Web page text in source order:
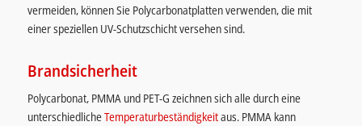
vermeiden, können Sie Polycarbonatplatten verwenden, die mit
einer speziellen UV-Schutzschicht versehen sind.
Brandsicherheit
Polycarbonat, PMMA und PET-G zeichnen sich alle durch eine
unterschiedlicheTemperaturbeständigkeitaus. PMMA kann